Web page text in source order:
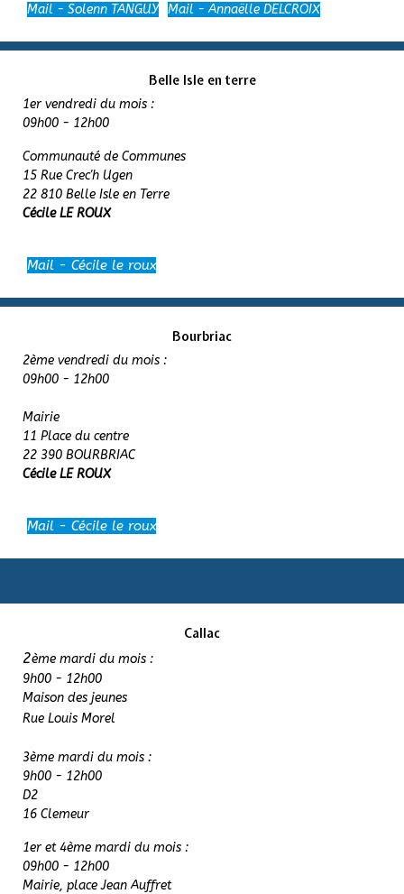
Mail - Solenn TANGUY Mail - Annaëlle DELCROIX
Belle Isle en terre
1er vendredi du mois :
09h00 - 12h00
Communauté de Communes
15 Rue Crec'h Ugen
22 810 Belle Isle en Terre
Cécile LE ROUX
Mail - Cécile le roux
Bourbriac
2ème vendredi du mois :
09h00 - 12h00
Mairie
11 Place du centre
22 390 BOURBRIAC
Cécile LE ROUX
Mail - Cécile le roux
Callac
2ème mardi du mois :
9h00 - 12h00
Maison des jeunes
Rue Louis Morel
3ème mardi du mois :
9h00 - 12h00
D2
16 Clemeur
1er et 4ème mardi du mois :
09h00 - 12h00
Mairie, place Jean Auffret